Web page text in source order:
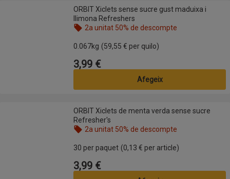
ORBIT Xiclets sense sucre gust maduixa i llimona Refreshers
ORBIT Xiclets sense sucre gust maduixa i
llimona Refreshers
2a unitat 50% de descompte
0.067kg (59,55 € per quilo)
Preu
3,99 €
Afegeix
ORBIT Xiclets de menta verda sense sucre Refresher's
ORBIT Xiclets de menta verda sense sucre
Refresher's
2a unitat 50% de descompte
30 per paquet (0,13 € per article)
Preu
3,99 €